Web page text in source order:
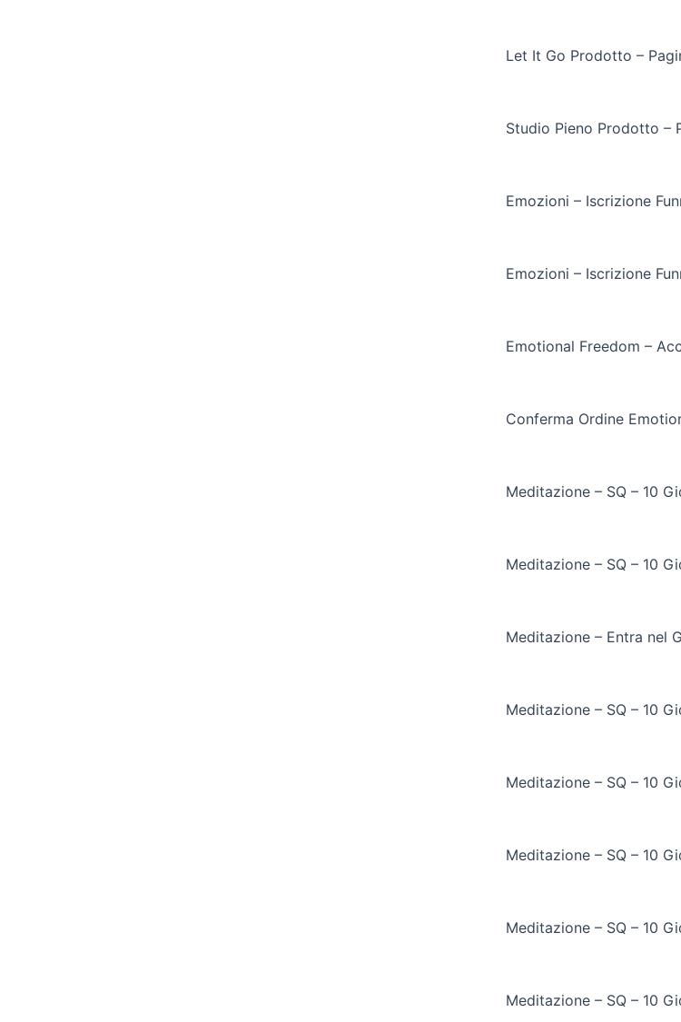
Let It Go Prodotto –
Studio Pieno Prodotto –
Emozioni – Iscrizione
Emozioni – Iscrizione
Emotional Freedom –
Conferma Ordine
Meditazione – SQ – 10
Meditazione – SQ – 10
Meditazione – Entra nel
Meditazione – SQ – 10
Meditazione – SQ – 10
Meditazione – SQ – 10
Meditazione – SQ – 10
Meditazione – SQ – 10